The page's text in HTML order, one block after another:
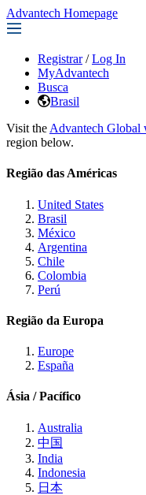
Advantech Homepage
Registrar / Log In
MyAdvantech
Busca
Brasil
Visit the Advantech Global
region below.
Região das Américas
United States
Brasil
México
Argentina
Chile
Colombia
Perú
Região da Europa
Europe
España
Ásia / Pacífico
Australia
中国
India
Indonesia
日本